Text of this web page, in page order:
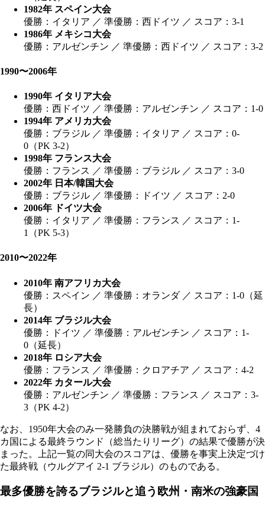
1982年 スペイン大会
優勝：イタリア ／ 準優勝：西ドイツ ／ スコア：3-1
1986年 メキシコ大会
優勝：アルゼンチン ／ 準優勝：西ドイツ ／ スコア：3-2
1990〜2006年
1990年 イタリア大会
優勝：西ドイツ ／ 準優勝：アルゼンチン ／ スコア：1-0
1994年 アメリカ大会
優勝：ブラジル ／ 準優勝：イタリア ／ スコア：0-
0（PK 3-2）
1998年 フランス大会
優勝：フランス ／ 準優勝：ブラジル ／ スコア：3-0
2002年 日本/韓国大会
優勝：ブラジル ／ 準優勝：ドイツ ／ スコア：2-0
2006年 ドイツ大会
優勝：イタリア ／ 準優勝：フランス ／ スコア：1-
1（PK 5-3）
2010〜2022年
2010年 南アフリカ大会
優勝：スペイン ／ 準優勝：オランダ ／ スコア：1-0（延
長）
2014年 ブラジル大会
優勝：ドイツ ／ 準優勝：アルゼンチン ／ スコア：1-
0（延長）
2018年 ロシア大会
優勝：フランス ／ 準優勝：クロアチア ／ スコア：4-2
2022年 カタール大会
優勝：アルゼンチン ／ 準優勝：フランス ／ スコア：3-
3（PK 4-2）
なお、1950年大会のみ一発勝負の決勝戦が組まれておらず、4
カ国による最終ラウンド（総当たりリーグ）の結果で優勝が決
まった。上記一覧の同大会のスコアは、優勝を事実上決定づけ
た最終戦（ウルグアイ 2-1 ブラジル）のものである。
最多優勝を誇るブラジルと追う欧州・南米の強豪国